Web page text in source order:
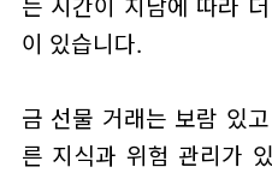
는 시간이 지남에 따라
이 있습니다.
금 선물 거래는 보람 있
른 지식과 위험 관리가